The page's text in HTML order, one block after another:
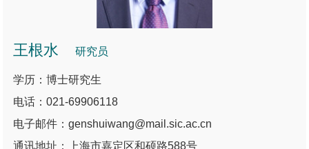
王根水 研究员
学历：博士研究生
电话：021-69906118
电子邮件：genshuiwang@mail.sic.ac.cn
通讯地址：上海市嘉定区和硕路588号